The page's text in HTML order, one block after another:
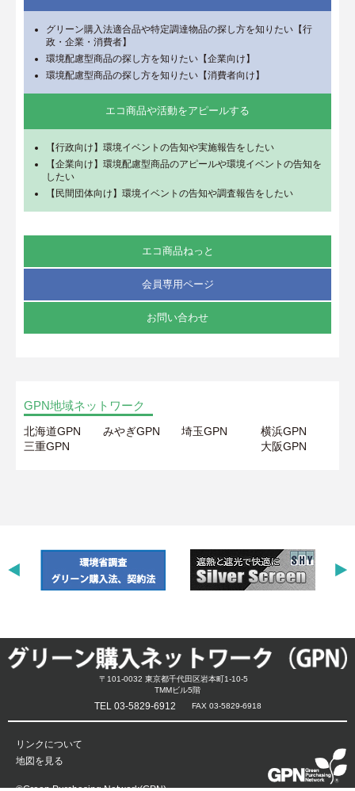
グリーン購入法適合品や特定調達物品の探し方を知りたい【行
政・企業・消費者】
環境配慮型商品の探し方を知りたい【企業向け】
環境配慮型商品の探し方を知りたい【消費者向け】
エコ商品や活動をアピールする
【行政向け】環境イベントの告知や実施報告をしたい
【企業向け】環境配慮型商品のアピールや環境イベントの告知を
したい
【民間団体向け】環境イベントの告知や調査報告をしたい
エコ商品ねっと
会員専用ページ
お問い合わせ
GPN地域ネットワーク
北海道GPN みやぎGPN 埼玉GPN
横浜GPN
三重GPN
大阪GPN
〒101-0032 東京都千代田区岩本町1-10-5
TMMビル5階
TEL 03-5829-6912 FAX 03-5829-6918
リンクについて
地図を見る